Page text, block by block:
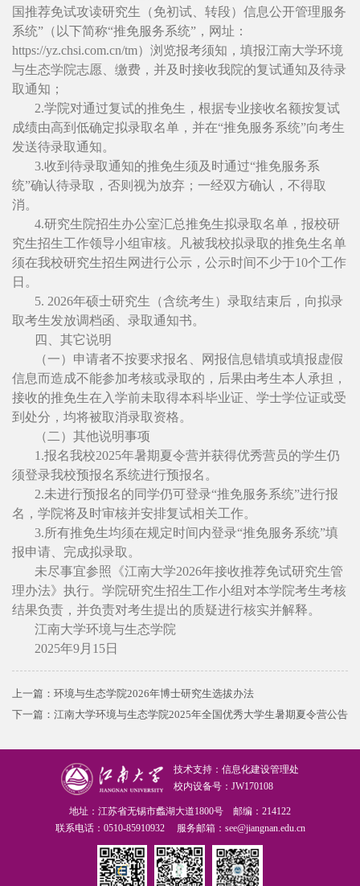
国推荐免试攻读研究生（免初试、转段）信息公开管理服务
系统”（以下简称“推免服务系统”，网址：
https://yz.chsi.com.cn/tm）浏览报考须知，填报江南大学环境
与生态学院志愿、缴费，并及时接收我院的复试通知及待录
取通知；
2.学院对通过复试的推免生，根据专业接收名额按复试
成绩由高到低确定拟录取名单，并在“推免服务系统”向考生
发送待录取通知。
3.收到待录取通知的推免生须及时通过“推免服务系
统”确认待录取，否则视为放弃；一经双方确认，不得取
消。
4.研究生院招生办公室汇总推免生拟录取名单，报校研
究生招生工作领导小组审核。凡被我校拟录取的推免生名单
须在我校研究生招生网进行公示，公示时间不少于10个工作
日。
5. 2026年硕士研究生（含统考生）录取结束后，向拟录
取考生发放调档函、录取通知书。
四、其它说明
（一）申请者不按要求报名、网报信息错填或填报虚假
信息而造成不能参加考核或录取的，后果由考生本人承担，
接收的推免生在入学前未取得本科毕业证、学士学位证或受
到处分，均将被取消录取资格。
（二）其他说明事项
1.报名我校2025年暑期夏令营并获得优秀营员的学生仍
须登录我校预报名系统进行预报名。
2.未进行预报名的同学仍可登录“推免服务系统”进行报
名，学院将及时审核并安排复试相关工作。
3.所有推免生均须在规定时间内登录“推免服务系统”填
报申请、完成拟录取。
未尽事宜参照《江南大学2026年接收推荐免试研究生管
理办法》执行。学院研究生招生工作小组对本学院考生考核
结果负责，并负责对考生提出的质疑进行核实并解释。
江南大学环境与生态学院
2025年9月15日
上一篇： 环境与生态学院2026年博士研究生选拔办法
下一篇： 江南大学环境与生态学院2025年全国优秀大学生暑期夏令营公告
技术支持：信息化建设管理处
校内设备号：JW170108
地址：江苏省无锡市蠡湖大道1800号 邮编：214122
联系电话：0510-85910932 服务邮箱：see@jiangnan.edu.cn